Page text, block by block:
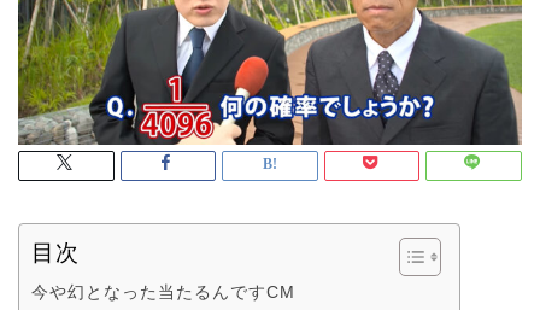
目次
今や幻となった当たるんですCM